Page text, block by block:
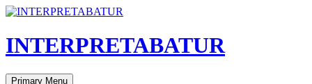
Skip
content
INTERPRETABATUR
Search
Primary Menu